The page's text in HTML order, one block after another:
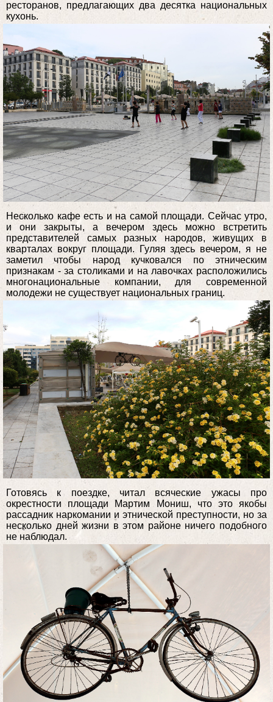
ресторанов, предлагающих два десятка национальных
кухонь.
Несколько кафе есть и на самой площади. Сейчас утро,
и они закрыты, а вечером здесь можно встретить
представителей самых разных народов, живущих в
кварталах вокруг площади. Гуляя здесь вечером, я не
заметил чтобы народ кучковался по этническим
признакам - за столиками и на лавочках расположились
многонациональные компании, для современной
молодежи не существует национальных границ.
Готовясь к поездке, читал всяческие ужасы про
окрестности площади Мартим Мониш, что это якобы
рассадник наркомании и этнической преступности, но за
несколько дней жизни в этом районе ничего подобного
не наблюдал.